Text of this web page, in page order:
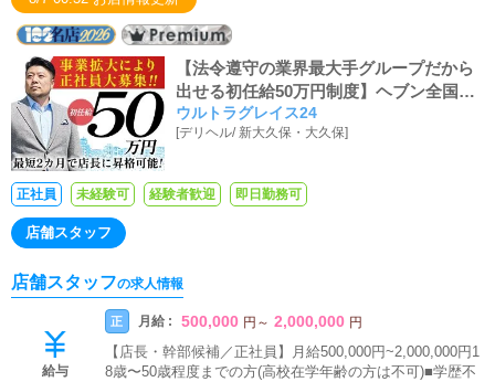
管理・補充を行っていただきます。
【法令遵守の業界最大手グループだから
出せる初任給50万円制度】ヘブン全国総
合1位、ヘブンプレミアム全国1位、日本
を代表する業界最大手！ウルトラグルー
あるアナタなら積極的に昇給・昇格させ
ることを約束します！！風俗のお仕事が
ウルトラグレイス24
[デリヘル/ 新大久保・大久保]
正社員 未経験可 経験者歓迎 即日勤務可
店舗スタッフ
店舗スタッフの求人情報
給与
正 月給 : 500,000 円 ～ 2,000,000 円
【店長・幹部候補／正社員】月給500,000円~2,000,000円1
8歳〜50歳程度までの方(高校在学年齢の方は不可)■学歴不